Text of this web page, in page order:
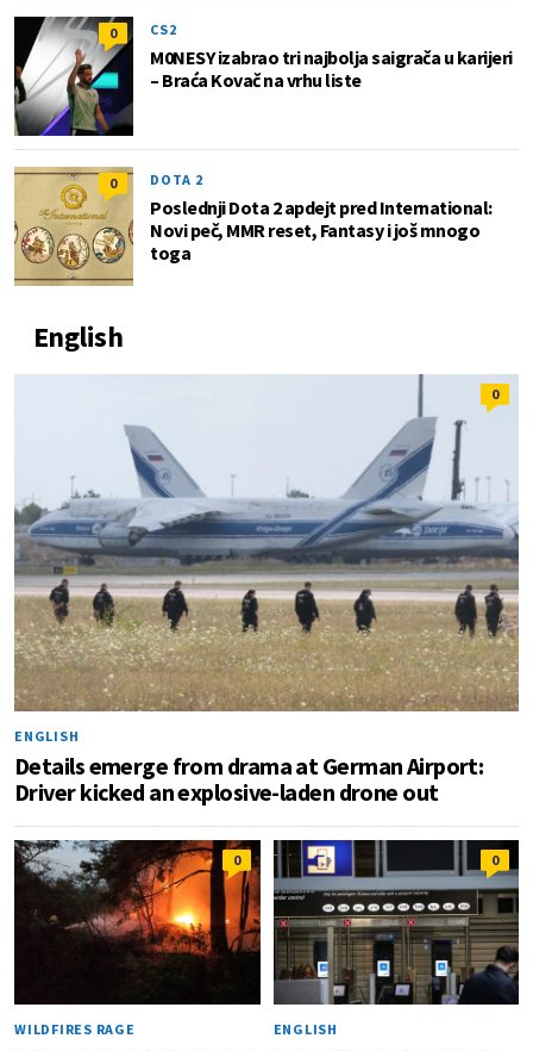
0 CS2
M0NESY izabrao tri najbolja saigrača u karijeri
– Braća Kovač na vrhu liste
0 DOTA 2
Poslednji Dota 2 apdejt pred International:
Novi peč, MMR reset, Fantasy i još mnogo
toga
English
0
ENGLISH
Details emerge from drama at German Airport:
Driver kicked an explosive-laden drone out
0
WILDFIRES RAGE
0
ENGLISH